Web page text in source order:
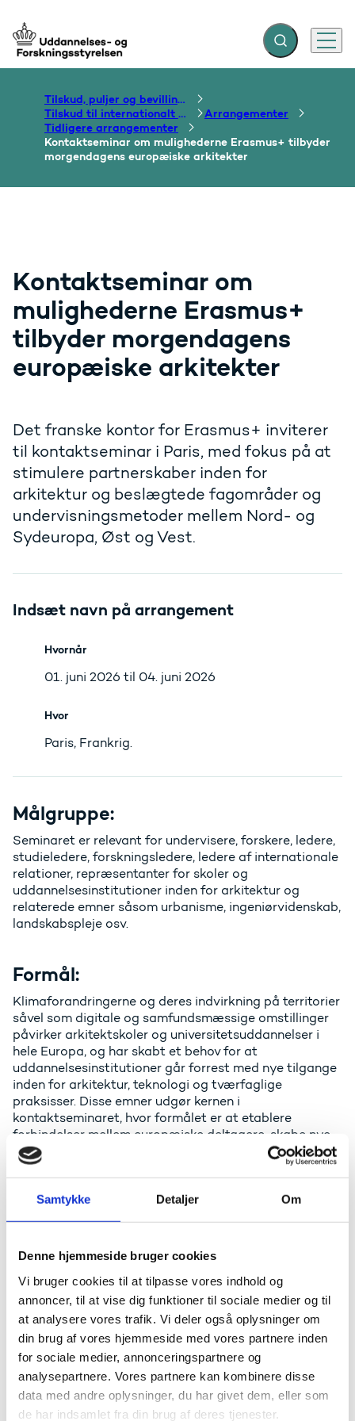
Samtykke Detaljer Om
Denne hjemmeside bruger cookies
Vi bruger cookies til at tilpasse vores indhold og
annoncer, til at vise dig funktioner til sociale medier og til
at analysere vores trafik. Vi deler også oplysninger om
din brug af vores hjemmeside med vores partnere inden
for sociale medier, annonceringspartnere og
analysepartnere. Vores partnere kan kombinere disse
data med andre oplysninger, du har givet dem, eller som
de har indsamlet fra din brug af deres tjenester.
Gå til forsiden Fold søgefelt ud
Menu
Tilskud, puljer og bevillinger
Tilskud til internationalt samarbejde om uddannelse
Arrangementer
Tidligere arrangementer
Kontaktseminar om mulighederne Erasmus+ tilbyder
morgendagens europæiske arkitekter
Kontaktseminar om
mulighederne Erasmus+
tilbyder morgendagens
europæiske arkitekter
Det franske kontor for Erasmus+ inviterer
til kontaktseminar i Paris, med fokus på at
stimulere partnerskaber inden for
arkitektur og beslægtede fagområder og
undervisningsmetoder mellem Nord- og
Sydeuropa, Øst og Vest.
Indsæt navn på arrangement
Hvornår
01. juni 2026 til 04. juni 2026
Hvor
Paris, Frankrig.
Målgruppe:
Seminaret er relevant for undervisere, forskere, ledere,
studieledere, forskningsledere, ledere af internationale
relationer, repræsentanter for skoler og
uddannelsesinstitutioner inden for arkitektur og
relaterede emner såsom urbanisme, ingeniørvidenskab,
landskabspleje osv.
Formål:
Klimaforandringerne og deres indvirkning på territorier
såvel som digitale og samfundsmæssige omstillinger
påvirker arkitektskoler og universitetsuddannelser i
hele Europa, og har skabt et behov for at
uddannelsesinstitutioner går forrest med nye tilgange
inden for arkitektur, teknologi og tværfaglige
praksisser. Disse emner udgør kernen i
kontaktseminaret, hvor formålet er at etablere
forbindelser mellem europæiske deltagere, skabe nye
interinstitutionelle aftaler, udnytte alle de muligheder,
der tilbydes af Key Action 1 (KA1), især Blended
udvikle og/eller deltage i samarbejdsprojekter, såsom
Key Action 220 (KA220).
Praktisk:
Da seminaret foregår på engelsk er det en
forudsætning for deltagelse, at man taler engelsk.
Uddannelses- og Forskningsstyrelsen har mulighed for
at sende to deltagere til seminaret. For at komme i
betragtning skal du udfylde nedenstående
ansøgningsskema, hvor du begrunder din motivation
for at deltage. Ophold og rejse dækkes af det
nationale kontor for Erasmus+.